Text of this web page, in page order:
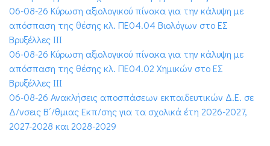
06-08-26 Κύρωση αξιολογικού πίνακα για την κάλυψη με
απόσπαση της θέσης κλ. ΠΕ04.04 Βιολόγων στο ΕΣ
Βρυξέλλες ΙΙΙ
06-08-26 Κύρωση αξιολογικού πίνακα για την κάλυψη με
απόσπαση της θέσης κλ. ΠΕ04.02 Χημικών στο ΕΣ
Βρυξέλλες ΙΙΙ
06-08-26 Ανακλήσεις αποσπάσεων εκπαιδευτικών Δ.Ε. σε
Δ/νσεις Β΄/θμιας Εκπ/σης για τα σχολικά έτη 2026-2027,
2027-2028 και 2028-2029